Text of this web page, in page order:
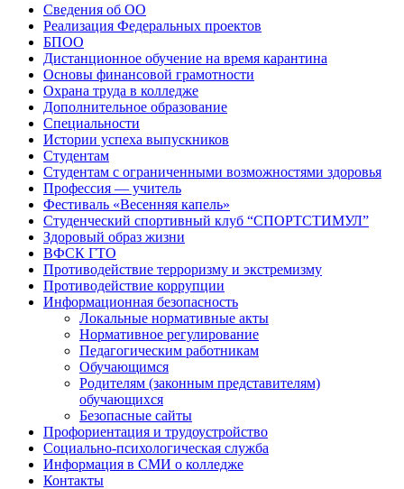
Сведения об ОО
Реализация Федеральных проектов
БПОО
Дистанционное обучение на время карантина
Основы финансовой грамотности
Охрана труда в колледже
Дополнительное образование
Специальности
Истории успеха выпускников
Студентам
Студентам с ограниченными возможностями здоровья
Профессия — учитель
Фестиваль «Весенняя капель»
Студенческий спортивный клуб “СПОРТСТИМУЛ”
Здоровый образ жизни
ВФСК ГТО
Противодействие терроризму и экстремизму
Противодействие коррупции
Информационная безопасность
Локальные нормативные акты
Нормативное регулирование
Педагогическим работникам
Обучающимся
Родителям (законным представителям)
обучающихся
Безопасные сайты
Профориентация и трудоустройство
Социально-психологическая служба
Информация в СМИ о колледже
Контакты